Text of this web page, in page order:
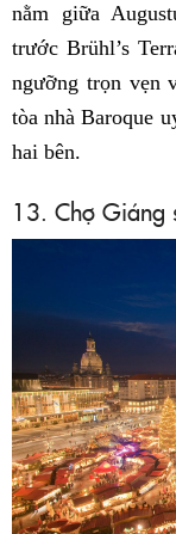
nằm giữa
trước Brühl’s
ngưỡng trọn vẹn
tòa nhà Baroque
hai bên.
13. Chợ Giáng